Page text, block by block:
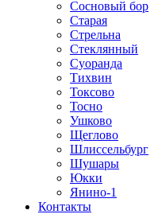
Сосновый бор
Старая
Стрельна
Стеклянный
Суоранда
Тихвин
Токсово
Тосно
Ушково
Щеглово
Шлиссельбург
Шушары
Юкки
Янино-1
Контакты